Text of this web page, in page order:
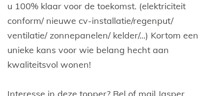
u 100% klaar voor de toekomst. (elektriciteit
conform/ nieuwe cv-installatie/regenput/
ventilatie/ zonnepanelen/ kelder/...) Kortom een
unieke kans voor wie belang hecht aan
kwaliteitsvol wonen!